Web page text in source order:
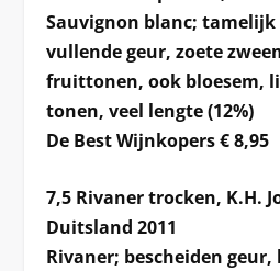
Sauvignon blanc;
vullende geur, zoete
fruittonen, ook bloesem,
tonen, veel lengte (12%)
De Best Wijnkopers € 8,95
7,5 Rivaner trocken, K.H.
Duitsland 2011
Rivaner; bescheiden